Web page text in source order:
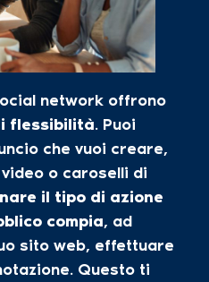
network offrono
flessibilità. Puoi
che vuoi creare,
o caroselli di
il tipo di azione
compia, ad
sito web, effettuare
Questo ti